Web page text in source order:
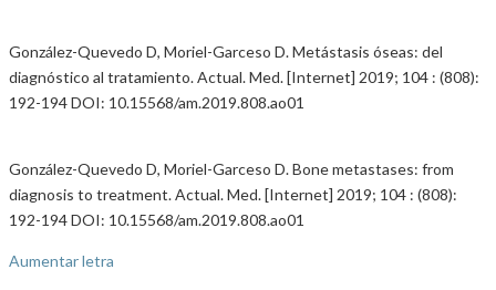
González-Quevedo D, Moriel-Garceso D. Metástasis óseas: del
diagnóstico al tratamiento. Actual. Med. [Internet] 2019; 104 : (808):
192-194 DOI: 10.15568/am.2019.808.ao01
González-Quevedo D, Moriel-Garceso D. Bone metastases: from
diagnosis to treatment. Actual. Med. [Internet] 2019; 104 : (808):
192-194 DOI: 10.15568/am.2019.808.ao01
Aumentar letra